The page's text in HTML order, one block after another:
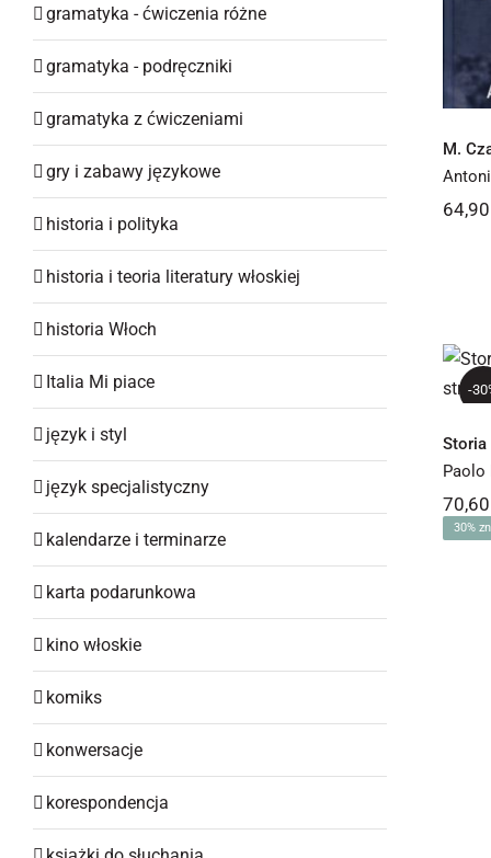
gramatyka - ćwiczenia różne
gramatyka - podręczniki
gramatyka z ćwiczeniami
gry i zabawy językowe
historia i polityka
historia i teoria literatury włoskiej
historia Włoch
Italia Mi piace
język i styl
język specjalistyczny
kalendarze i terminarze
karta podarunkowa
kino włoskie
komiks
konwersacje
korespondencja
M.
64,90
-
Storia
Paolo
70,60
30%